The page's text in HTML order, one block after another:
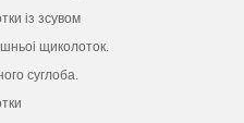
iз зсувом
щиколоток.
суглоба.